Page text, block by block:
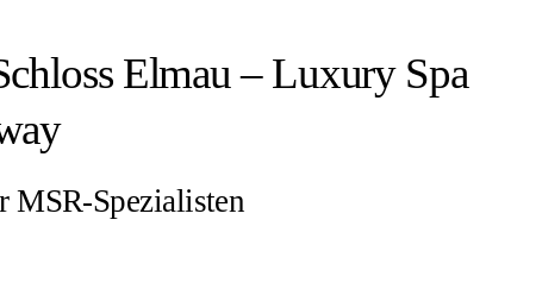
Elmau – Luxury Spa
MSR-Spezialisten